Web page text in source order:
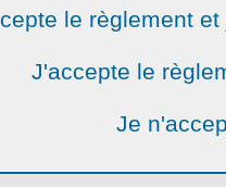
le règlement
J'accepte le
Je